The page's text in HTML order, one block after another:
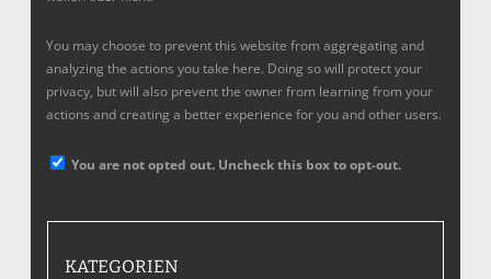
You may choose to prevent this website from aggregating and
analyzing the actions you take here. Doing so will protect your
privacy, but will also prevent the owner from learning from your
actions and creating a better experience for you and other users.
You are not opted out. Uncheck this box to opt-out.
KATEGORIEN